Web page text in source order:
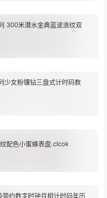
300米潜水金典蓝波浪纹双
少女粉镶钻三盘式计时码数
配色小蜜蜂表盘.clcok
约数字时钟月相计时码年历